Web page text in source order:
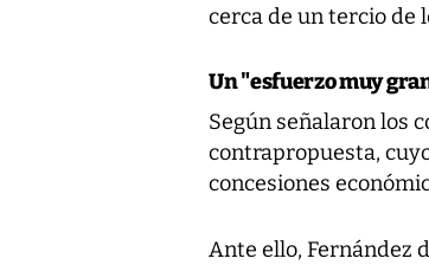
cerca de un tercio de
Un "esfuerzo muy
Según señalaron los
contrapropuesta,
concesiones
Ante ello, Fernández